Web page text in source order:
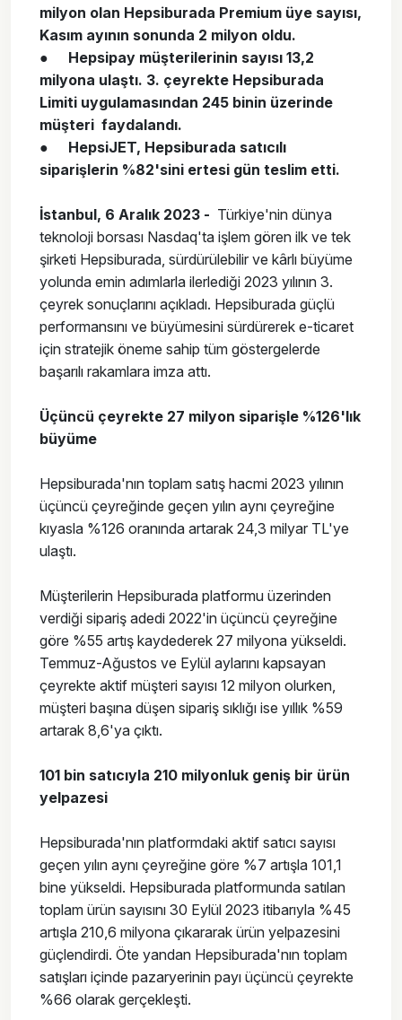
milyon olan Hepsiburada Premium üye sayısı,
Kasım ayının sonunda 2 milyon oldu.
●
Hepsipay müşterilerinin sayısı 13,2
milyona ulaştı. 3. çeyrekte Hepsiburada
Limiti uygulamasından 245 binin üzerinde
müşteri faydalandı.
●
HepsiJET, Hepsiburada satıcılı
siparişlerin %82'sini ertesi gün teslim etti.
İstanbul, 6 Aralık 2023 - Türkiye'nin dünya
teknoloji borsası Nasdaq'ta işlem gören ilk ve tek
şirketi Hepsiburada, sürdürülebilir ve kârlı büyüme
yolunda emin adımlarla ilerlediği 2023 yılının 3.
çeyrek sonuçlarını açıkladı. Hepsiburada güçlü
performansını ve büyümesini sürdürerek e-ticaret
için stratejik öneme sahip tüm göstergelerde
başarılı rakamlara imza attı.
Üçüncü çeyrekte 27 milyon siparişle %126'lık
büyüme
Hepsiburada'nın toplam satış hacmi 2023 yılının
üçüncü çeyreğinde geçen yılın aynı çeyreğine
kıyasla %126 oranında artarak 24,3 milyar TL'ye
ulaştı.
Müşterilerin Hepsiburada platformu üzerinden
verdiği sipariş adedi 2022'in üçüncü çeyreğine
göre %55 artış kaydederek 27 milyona yükseldi.
Temmuz-Ağustos ve Eylül aylarını kapsayan
çeyrekte aktif müşteri sayısı 12 milyon olurken,
müşteri başına düşen sipariş sıklığı ise yıllık %59
artarak 8,6'ya çıktı.
101 bin satıcıyla 210 milyonluk geniş bir ürün
yelpazesi
Hepsiburada'nın platformdaki aktif satıcı sayısı
geçen yılın aynı çeyreğine göre %7 artışla 101,1
bine yükseldi. Hepsiburada platformunda satılan
toplam ürün sayısını 30 Eylül 2023 itibarıyla %45
artışla 210,6 milyona çıkararak ürün yelpazesini
güçlendirdi. Öte yandan Hepsiburada'nın toplam
satışları içinde pazaryerinin payı üçüncü çeyrekte
%66 olarak gerçekleşti.